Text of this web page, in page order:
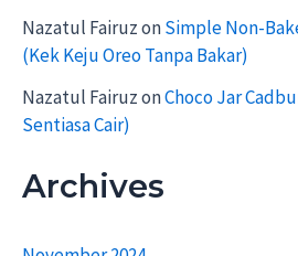
Nazatul FairuzonSimple Non-
(Kek Keju Oreo Tanpa Bakar)
Nazatul FairuzonChoco Jar
Sentiasa Cair)
Archives